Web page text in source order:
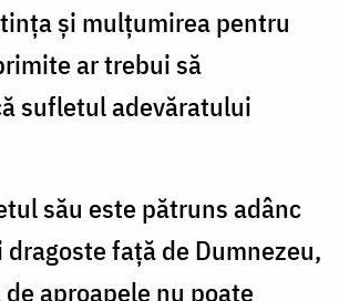
şi mulţumirea pentru
ar trebui să
sufletul adevăratului
său este pătruns adânc
faţă de Dumnezeu,
aproapele nu poate